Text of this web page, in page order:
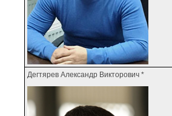
Дегтярев Александр Викторович *